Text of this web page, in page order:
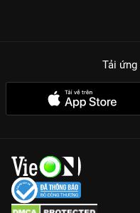
Tải ứng